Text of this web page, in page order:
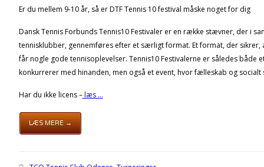
Er du mellem 9-10 år, så er DTF Tennis 10 festival måske noget for dig
Dansk Tennis Forbunds Tennis10 Festivaler er en række stævner, der i
tennisklubber, gennemføres efter et særligt format. Et format, der sikrer,
får nogle gode tennisoplevelser. Tennis10 Festivalerne er således både
konkurrerer med hinanden, men også et event, hvor fælleskab og
Har du ikke licens –læs ...
LÆS MERE →